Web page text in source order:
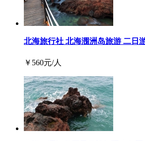
北海旅行社 北海涠洲岛旅游 二日
￥ 560元/人